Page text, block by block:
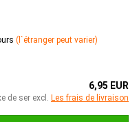
(l`étranger peut varier)
6,95 EUR
de ser excl. Les frais de livraison